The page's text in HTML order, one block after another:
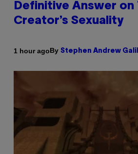
Definitive Answer on
Creator’s Sexuality
1 hour agoBy Stephen Andrew